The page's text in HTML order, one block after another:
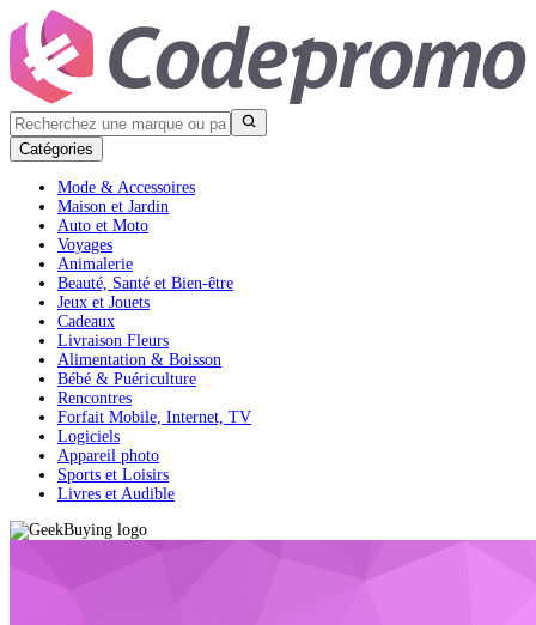
Catégories
Mode & Accessoires
Maison et Jardin
Auto et Moto
Voyages
Animalerie
Beauté, Santé et Bien-être
Jeux et Jouets
Cadeaux
Livraison Fleurs
Alimentation & Boisson
Bébé & Puériculture
Rencontres
Forfait Mobile, Internet, TV
Logiciels
Appareil photo
Sports et Loisirs
Livres et Audible